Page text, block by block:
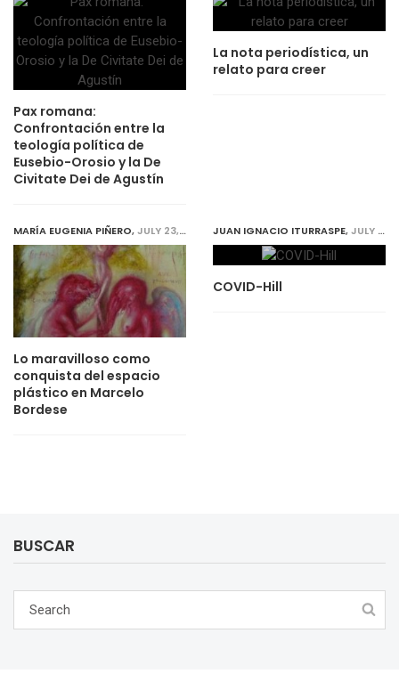
Pax romana:
Confrontación entre la
teología política de
Eusebio-Orosio y la De
Civitate Dei de Agustín
La nota periodística, un
relato para creer
MARÍA EUGENIA PIÑERO,JULY 23, 2020
Lo maravilloso como
conquista del espacio
plástico en Marcelo
Bordese
JUAN IGNACIO ITURRASPE,JULY 23, 2020
COVID-Hill
BUSCAR